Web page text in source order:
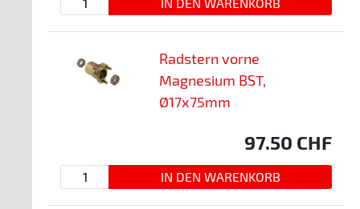
Radstern vorne
Magnesium BST,
Ø17x75mm
97.50 CHF